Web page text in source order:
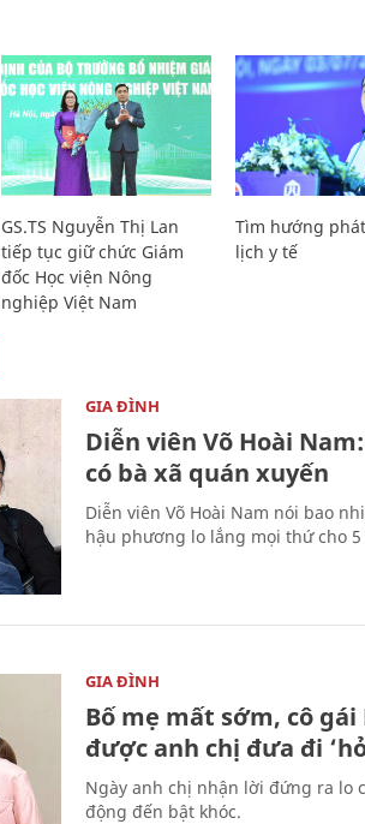
GS.TS Nguyễn Thị Lan
tiếp tục giữ chức Giám
đốc Học viện Nông
nghiệp Việt Nam
Tìm hướng
lịch y tế
GIA ĐÌNH
Diễn viên Võ Hoài
có bà xã quán xuyến
Diễn viên Võ Hoài Nam nói bao
hậu phương lo lắng mọi thứ cho
GIA ĐÌNH
Bố mẹ mất sớm, cô
được anh chị đưa đi
Ngày anh chị nhận lời đứng ra lo
động đến bật khóc.